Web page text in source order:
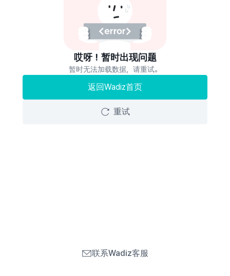
哎呀！暂时出现问题
暂时无法加载数据，请重试。
返回Wadiz首页
重试
联系Wadiz客服